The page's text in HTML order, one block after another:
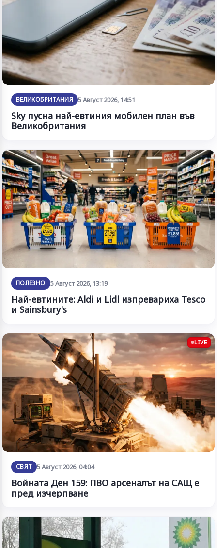
ВЕЛИКОБРИТАНИЯ 5 Август 2026, 14:51
Sky пусна най-евтиния мобилен план във
Великобритания
ПОЛЕЗНО 5 Август 2026, 13:19
Най-евтините: Aldi и Lidl изпревариха Tesco
и Sainsbury's
LIVE
СВЯТ 5 Август 2026, 04:04
Войната Ден 159: ПВО арсеналът на САЩ е
пред изчерпване